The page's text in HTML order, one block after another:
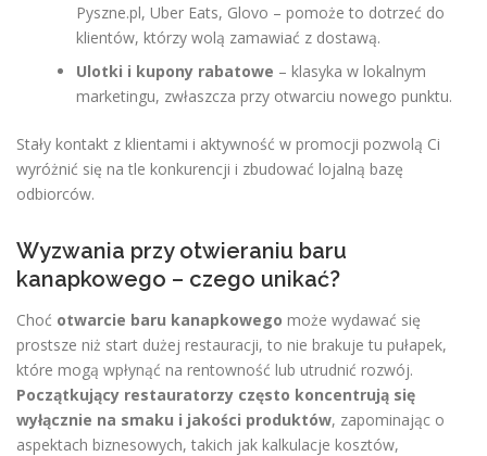
Pyszne.pl, Uber Eats, Glovo – pomoże to dotrzeć do
klientów, którzy wolą zamawiać z dostawą.
Ulotki i kupony rabatowe – klasyka w lokalnym
marketingu, zwłaszcza przy otwarciu nowego punktu.
Stały kontakt z klientami i aktywność w promocji pozwolą Ci
wyróżnić się na tle konkurencji i zbudować lojalną bazę
odbiorców.
Wyzwania przy otwieraniu baru
kanapkowego – czego unikać?
Choć otwarcie baru kanapkowego może wydawać się
prostsze niż start dużej restauracji, to nie brakuje tu pułapek,
które mogą wpłynąć na rentowność lub utrudnić rozwój.
Początkujący restauratorzy często koncentrują się
wyłącznie na smaku i jakości produktów, zapominając o
aspektach biznesowych, takich jak kalkulacje kosztów,